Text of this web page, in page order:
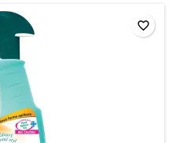
favorite_border